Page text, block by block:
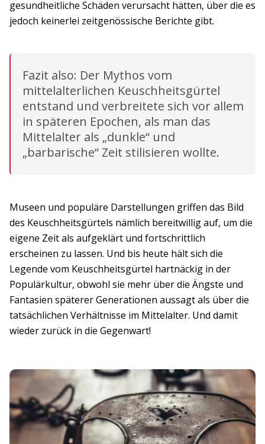
gesundheitliche Schäden verursacht hätten, über die es
jedoch keinerlei zeitgenössische Berichte gibt.
Fazit also: Der Mythos vom
mittelalterlichen Keuschheitsgürtel
entstand und verbreitete sich vor allem
in späteren Epochen, als man das
Mittelalter als „dunkle“ und
„barbarische“ Zeit stilisieren wollte.
Museen und populäre Darstellungen griffen das Bild
des Keuschheitsgürtels nämlich bereitwillig auf, um die
eigene Zeit als aufgeklärt und fortschrittlich
erscheinen zu lassen. Und bis heute hält sich die
Legende vom Keuschheitsgürtel hartnäckig in der
Populärkultur, obwohl sie mehr über die Ängste und
Fantasien späterer Generationen aussagt als über die
tatsächlichen Verhältnisse im Mittelalter. Und damit
wieder zurück in die Gegenwart!